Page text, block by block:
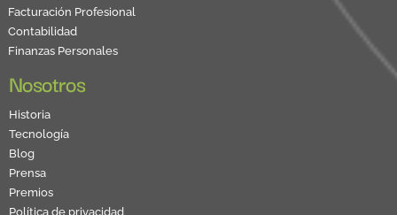
Facturación Profesional
Contabilidad
Finanzas Personales
Nosotros
Historia
Tecnología
Blog
Prensa
Premios
Política de privacidad